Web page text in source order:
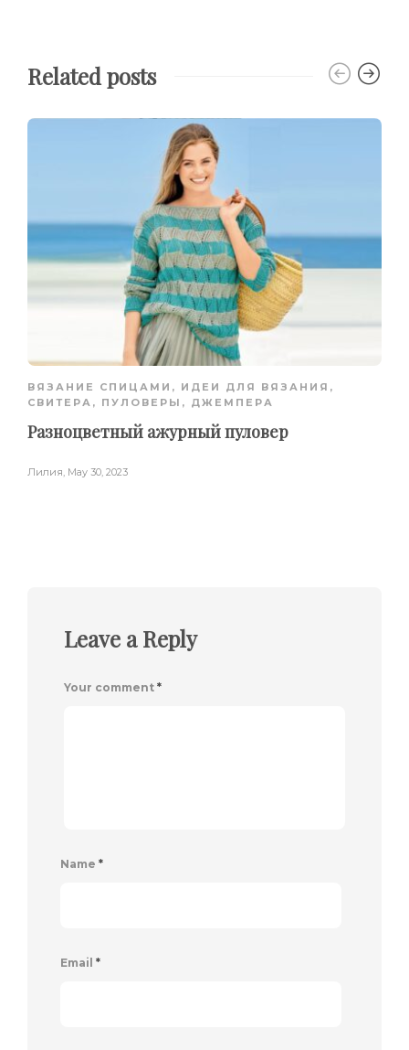
Related posts
ВЯЗАНИЕ СПИЦАМИ , ИДЕИ ДЛЯ ВЯЗАНИЯ ,
СВИТЕРА, ПУЛОВЕРЫ, ДЖЕМПЕРА
Разноцветный ажурный пуловер
Лилия, May 30, 2023
Leave a Reply
Your comment *
Name *
Email *